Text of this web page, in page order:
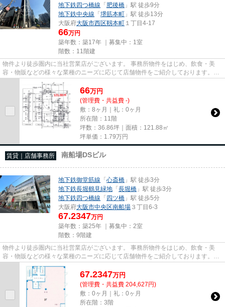
地下鉄四つ橋線 「肥後橋 」駅 徒歩9分
地下鉄中央線 「堺筋本町 」駅 徒歩13分
大阪府大阪市西区靱本町 １丁目4-17
66万円
築年数：築17年 ｜募集中： 1室
階数：11階建
物件より徒歩圏内に当社営業店がございます。 事務所物件をはじめ、飲食・美
容・物販などの様々な業種のニーズに応じて店舗物件をご紹介しております。
尚、弊社ではおとり広告は一切...
66万円
(管理費・共益費 -)
敷：8ヶ月｜礼：0ヶ月
所在階：11階
坪数：36.86坪｜面積：121.88㎡
坪単価： 1.79万円
賃貸｜店舗事務所 南船場DSビル
地下鉄御堂筋線 「心斎橋 」駅 徒歩3分
地下鉄長堀鶴見緑地 「長堀橋 」駅 徒歩3分
地下鉄四つ橋線 「四ツ橋 」駅 徒歩5分
大阪府大阪市中央区南船場 ３丁目6-3
67.2347万円
築年数：築25年 ｜募集中： 2室
階数：9階建
物件より徒歩圏内に当社営業店がございます。 事務所物件をはじめ、飲食・美
容・物販などの様々な業種のニーズに応じて店舗物件をご紹介しております。
尚、弊社ではおとり広告は一切...
67.2347万円
(管理費・共益費 204,627円)
敷：0ヶ月｜礼：0ヶ月
所在階：3階